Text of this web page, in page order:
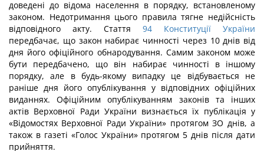
доведені до відома населення в порядку, встановленому
законом. Недотримання цього правила тягне недійсність
відповідного акту. Стаття 94 Конституції України
передбачає, що закон набирає чинності через 10 днів від
дня його офіційного обнародування. Самим законом може
бути передбачено, що він набирає чинності в іншому
порядку, але в будь-якому випадку це відбувається не
раніше дня його опублікування у відповідних офіційних
виданнях. Офіційним опублікуванням законів та інших
актів Верховної Ради України визнається їх публікація у
«Відомостях Верховної Ради України» протягом ЗО днів, а
також в газеті «Голос України» протягом 5 днів після дати
прийняття.